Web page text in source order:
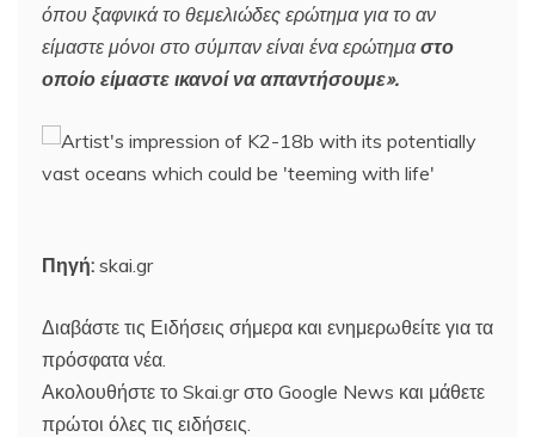
όπου ξαφνικά το θεμελιώδες ερώτημα για το αν
είμαστε μόνοι στο σύμπαν είναι ένα ερώτημαστο
οποίο είμαστε ικανοί να απαντήσουμε».
Πηγή: skai.gr
Διαβάστε τις Ειδήσεις σήμερα και ενημερωθείτε για τα
πρόσφατα νέα.
Ακολουθήστε το Skai.gr στο Google News και μάθετε
πρώτοι όλες τις ειδήσεις.